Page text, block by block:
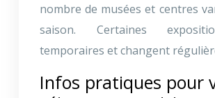
nombre de musées et centres
saison. Certaines
temporaires et changent
Infos pratiques pour